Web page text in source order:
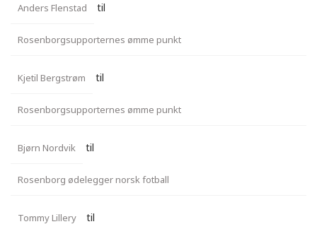
Anders Flenstad til
Rosenborgsupporternes ømme punkt
Kjetil Bergstrøm til
Rosenborgsupporternes ømme punkt
Bjørn Nordvik til
Rosenborg ødelegger norsk fotball
Tommy Lillery til